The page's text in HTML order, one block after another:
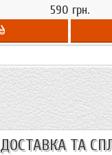
590 грн.
ДОСТАВКА ТА